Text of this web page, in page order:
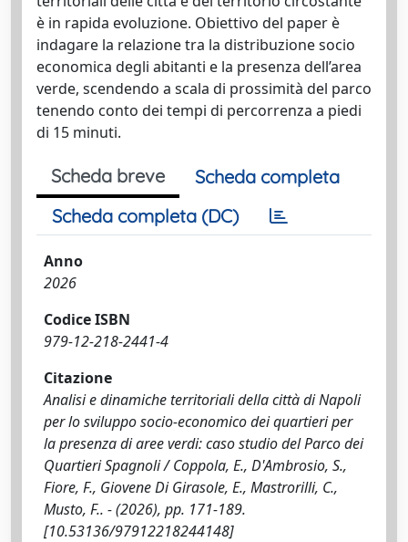
è in rapida evoluzione. Obiettivo del paper è
indagare la relazione tra la distribuzione socio
economica degli abitanti e la presenza dell’area
verde, scendendo a scala di prossimità del parco
tenendo conto dei tempi di percorrenza a piedi
di 15 minuti.
Scheda breve
Scheda completa
Scheda completa (DC)
Anno
2026
Codice ISBN
979-12-218-2441-4
Citazione
Analisi e dinamiche territoriali della città di Napoli
per lo sviluppo socio-economico dei quartieri per
la presenza di aree verdi: caso studio del Parco dei
Quartieri Spagnoli / Coppola, E., D'Ambrosio, S.,
Fiore, F., Giovene Di Girasole, E., Mastrorilli, C.,
Musto, F.. - (2026), pp. 171-189.
[10.53136/97912218244148]